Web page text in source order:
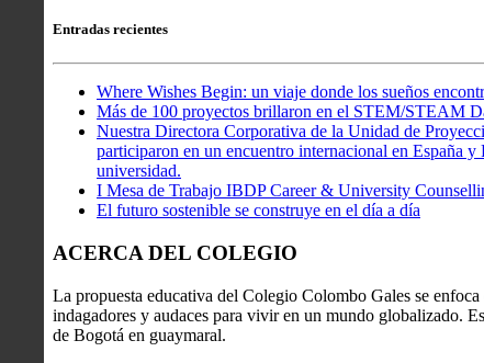
Entradas recientes
Where Wishes Begin: un viaje donde los sueños
Más de 100 proyectos brillaron en el STEM/STEAM
Nuestra Directora Corporativa de la Unidad de
participaron en un encuentro internacional en España
universidad.
I Mesa de Trabajo IBDP Career & University
El futuro sostenible se construye en el día a día
ACERCA DEL COLEGIO
La propuesta educativa del Colegio Colombo Gales se
indagadores y audaces para vivir en un mundo globalizado.
de Bogotá en guaymaral.